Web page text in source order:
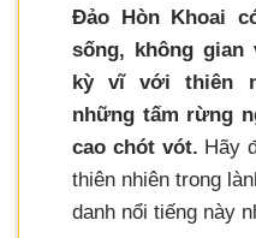
Đảo Hòn Khoai
sống, không gian
kỳ vĩ với thiên
những tấm rừng
cao chót vót. Hãy
thiên nhiên trong
danh nổi tiếng này